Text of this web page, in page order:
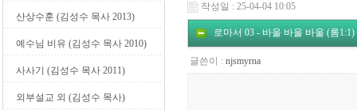
산상수훈 (김성수 목사 2013)
예수님 비유 (김성수 목사 2010)
사사기 (김성수 목사 2011)
외부설교 외 (김성수 목사)
작성일 : 25-04-04 10:05
로마서 03 - 바울 바울 바울 (롬1:1)
글쓴이 : njsmyrna